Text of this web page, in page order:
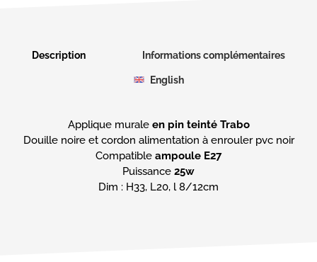
Description Informations complémentaires
English
Applique murale en pin teinté Trabo
Douille noire et cordon alimentation à enrouler pvc noir
Compatible ampoule E27
Puissance 25w
Dim : H33, L20, l 8/12cm